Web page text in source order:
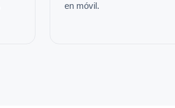
en móvil.